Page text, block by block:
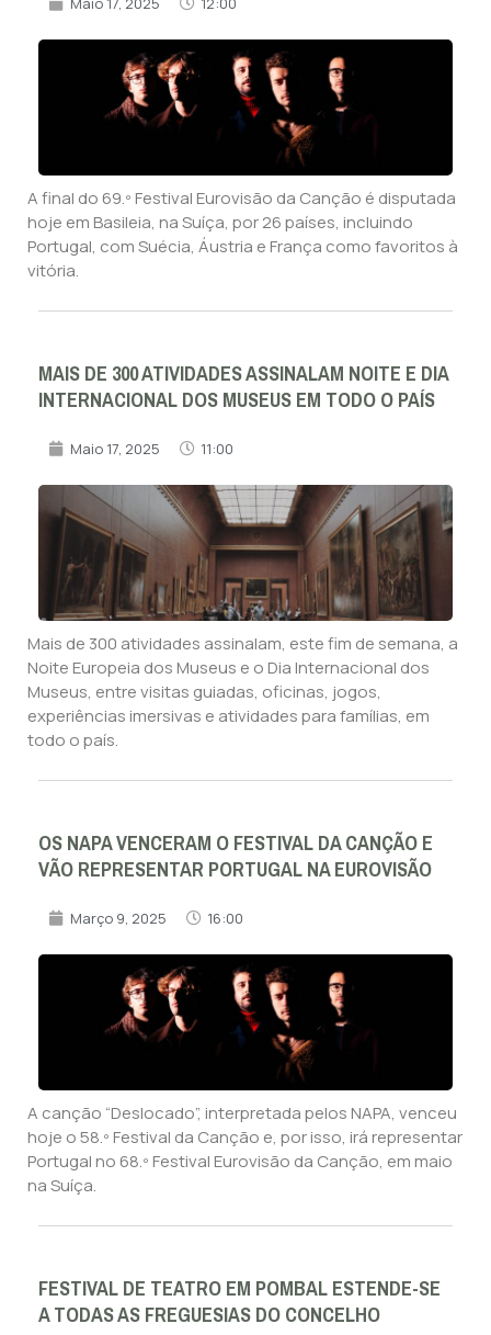
A final do 69.º Festival Eurovisão da Canção é disputada
hoje em Basileia, na Suíça, por 26 países, incluindo
Portugal, com Suécia, Áustria e França como favoritos à
vitória.
MAIS DE 300 ATIVIDADES ASSINALAM NOITE E DIA
INTERNACIONAL DOS MUSEUS EM TODO O PAÍS
Maio 17, 2025 11:00
Mais de 300 atividades assinalam, este fim de semana, a
Noite Europeia dos Museus e o Dia Internacional dos
Museus, entre visitas guiadas, oficinas, jogos,
experiências imersivas e atividades para famílias, em
todo o país.
OS NAPA VENCERAM O FESTIVAL DA CANÇÃO E
VÃO REPRESENTAR PORTUGAL NA EUROVISÃO
Março 9, 2025 16:00
A canção “Deslocado”, interpretada pelos NAPA, venceu
hoje o 58.º Festival da Canção e, por isso, irá representar
Portugal no 68.º Festival Eurovisão da Canção, em maio
na Suíça.
FESTIVAL DE TEATRO EM POMBAL ESTENDE-SE
A TODAS AS FREGUESIAS DO CONCELHO